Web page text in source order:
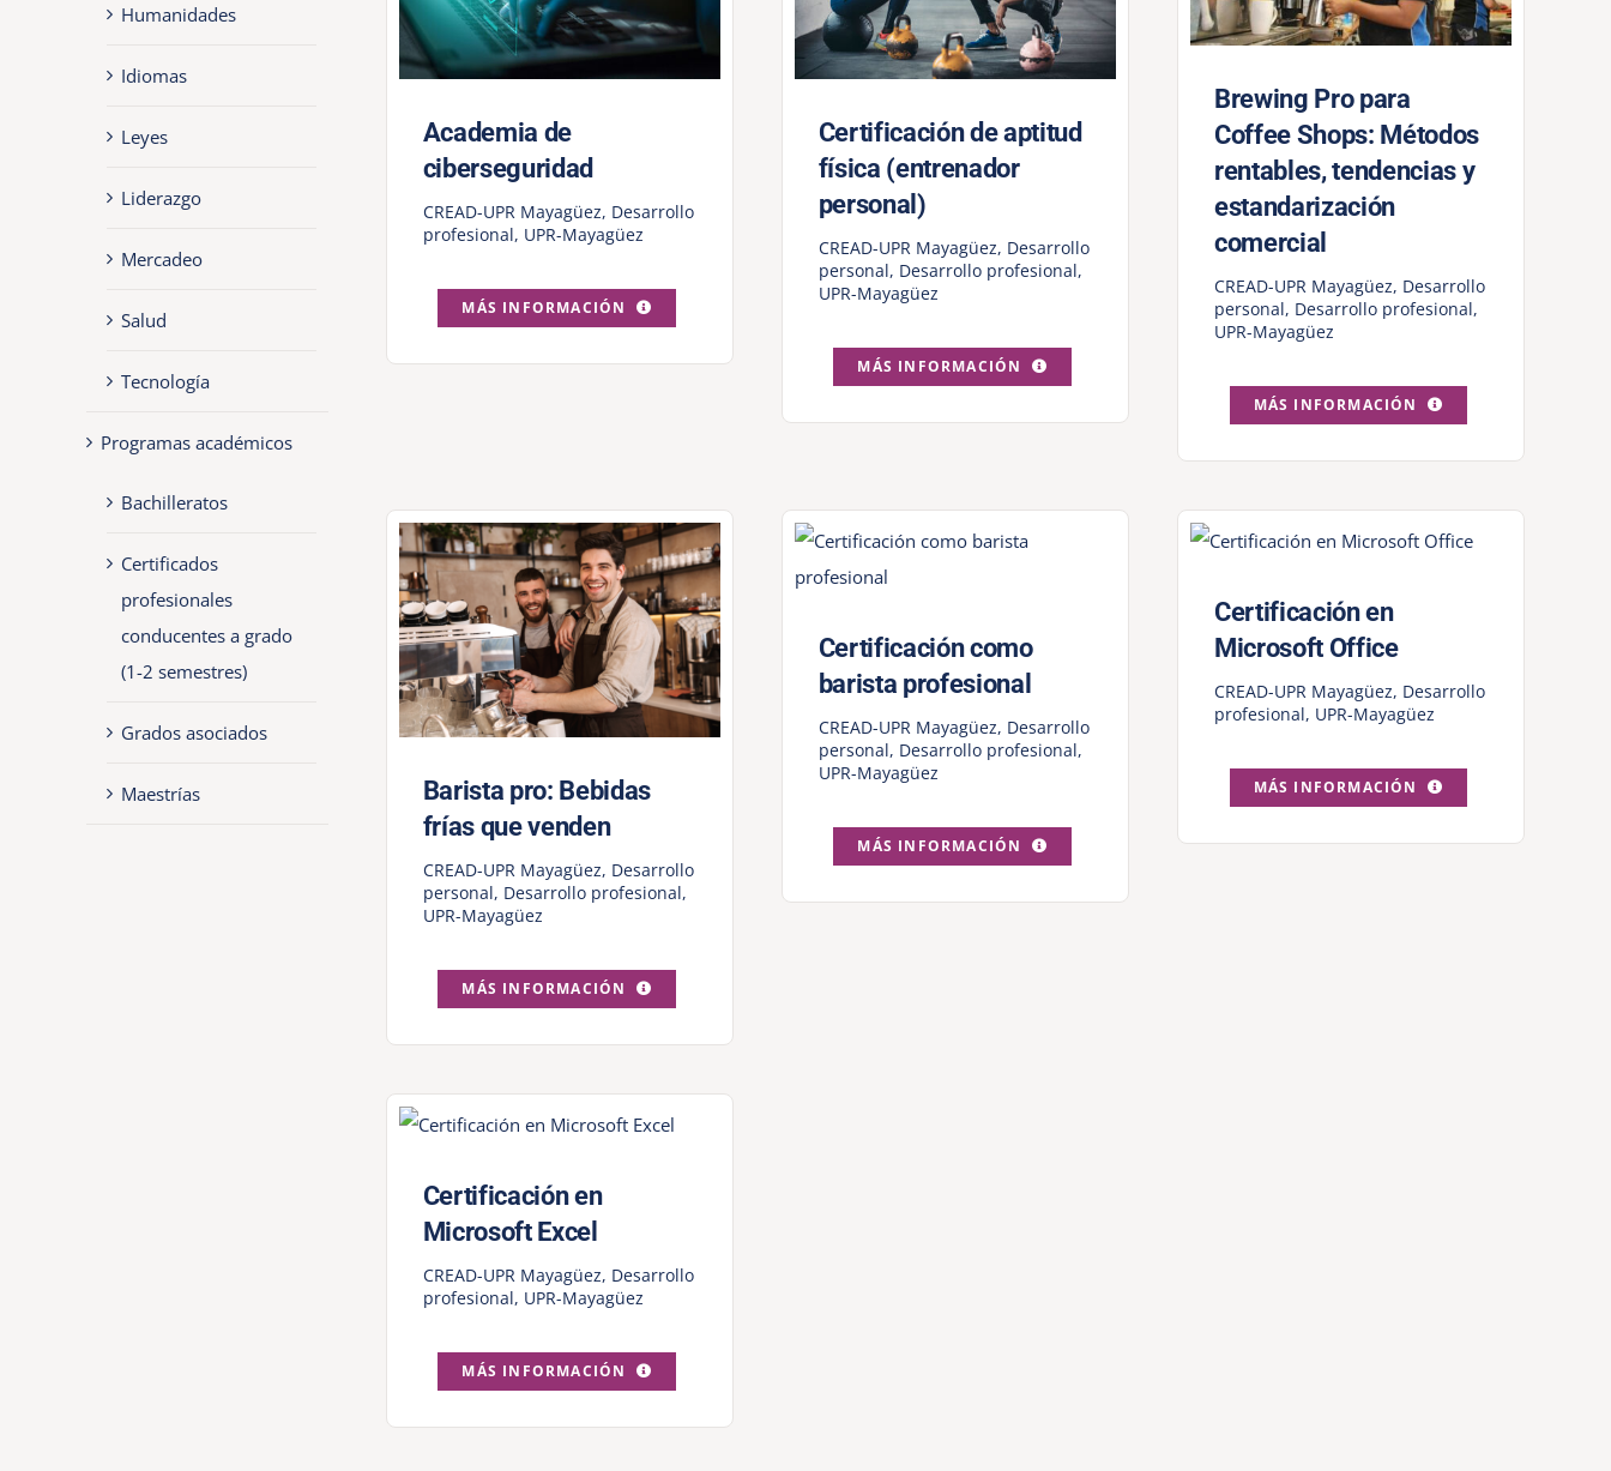
Humanidades
Idiomas
Leyes
Liderazgo
Mercadeo
Salud
Tecnología
Programas académicos
Bachilleratos
Certificados
profesionales
conducentes a grado
(1-2 semestres)
Grados asociados
Maestrías
Academia de
ciberseguridad
CREAD-UPR Mayagüez, Desarrollo
profesional, UPR-Mayagüez
MÁS INFORMACIÓN
Certificación de aptitud
física (entrenador
personal)
CREAD-UPR Mayagüez, Desarrollo
personal, Desarrollo profesional,
UPR-Mayagüez
MÁS INFORMACIÓN
Brewing Pro para
Coffee Shops: Métodos
rentables, tendencias y
estandarización
comercial
CREAD-UPR Mayagüez, Desarrollo
personal, Desarrollo profesional,
UPR-Mayagüez
MÁS INFORMACIÓN
Barista pro: Bebidas
frías que venden
CREAD-UPR Mayagüez, Desarrollo
personal, Desarrollo profesional,
UPR-Mayagüez
MÁS INFORMACIÓN
Certificación como
barista profesional
CREAD-UPR Mayagüez, Desarrollo
personal, Desarrollo profesional,
UPR-Mayagüez
MÁS INFORMACIÓN
Certificación en
Microsoft Office
CREAD-UPR Mayagüez, Desarrollo
profesional, UPR-Mayagüez
MÁS INFORMACIÓN
Certificación en
Microsoft Excel
CREAD-UPR Mayagüez, Desarrollo
profesional, UPR-Mayagüez
MÁS INFORMACIÓN